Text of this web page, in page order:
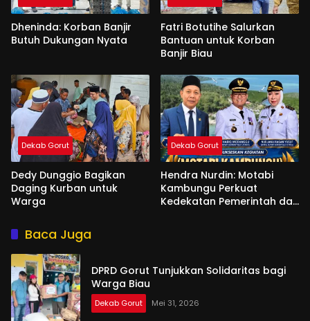
Dheninda: Korban Banjir
Butuh Dukungan Nyata
Fatri Botutihe Salurkan
Bantuan untuk Korban
Banjir Biau
Dekab Gorut
Dedy Dunggio Bagikan
Daging Kurban untuk
Warga
Dekab Gorut
Hendra Nurdin: Motabi
Kambungu Perkuat
Kedekatan Pemerintah dan
Baca Juga
DPRD Gorut Tunjukkan Solidaritas bagi
Warga Biau
Dekab Gorut Mei 31, 2026